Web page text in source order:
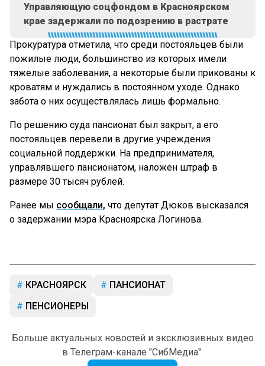
Управляющую соцфондом в Красноярском
крае задержали по подозрению в растрате
Прокуратура отметила, что среди постояльцев были
пожилые люди, большинство из которых имели
тяжелые заболевания, а некоторые были прикованы к
кроватям и нуждались в постоянном уходе. Однако
забота о них осуществлялась лишь формально.
По решению суда пансионат был закрыт, а его
постояльцев перевели в другие учреждения
социальной поддержки. На предпринимателя,
управлявшего пансионатом, наложен штраф в
размере 30 тысяч рублей.
Ранее мы сообщали, что депутат Дюков высказался
о задержании мэра Красноярска Логинова.
КРАСНОЯРСК
ПАНСИОНАТ
ПЕНСИОНЕРЫ
Больше актуальных новостей и эксклюзивных видео
в Телеграм-канале "СибМедиа".